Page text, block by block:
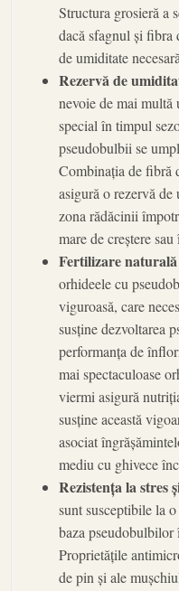
Structura grosieră a
dacă sfagnul și fibra
de umiditate
Rezervă de
nevoie de mai multă
special în timpul
pseudobulbii se
Combinația de fibră
asigură o rezervă de
zona rădăcinii
mare de creștere
Fertilizare
orhideele cu
viguroasă, care
susține dezvoltarea
performanța de
mai spectaculoase
viermi asigură
susține această
asociat
mediu cu ghivece
Rezistența la stres
sunt susceptibile la
baza
Proprietățile
de pin și ale